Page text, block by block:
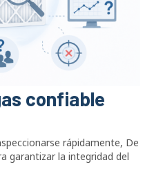
confiable
rápidamente, De
garantizar la integridad del